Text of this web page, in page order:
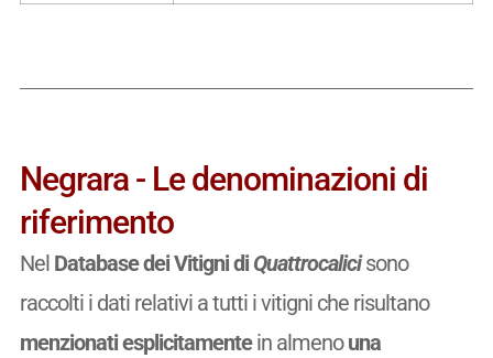
Negrara - Le denominazioni di
riferimento
Nel Database dei Vitigni diQuattrocalicisono
raccolti i dati relativi a tutti i vitigni che risultano
menzionati esplicitamentein almenouna